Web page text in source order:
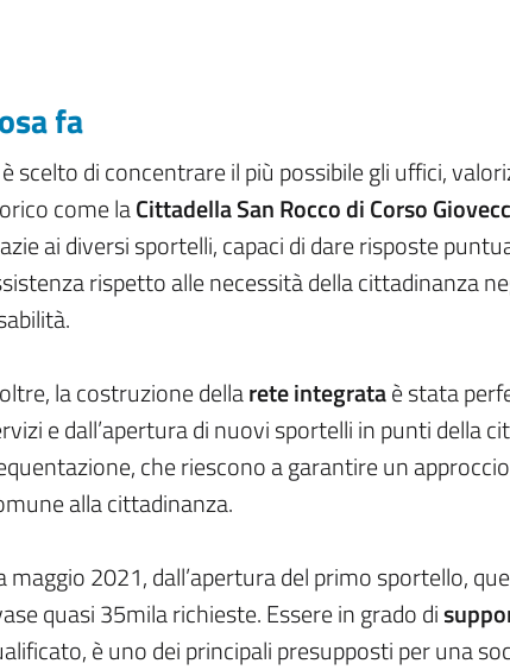
fa
scelto di concentrare il più possibile gli uffici,
come laCittadella San Rocco di Corso
ai diversi sportelli, capaci di dare risposte
rispetto alle necessità della cittadinanza
la costruzione dellarete integrataè stata
e dall’apertura di nuovi sportelli in punti della
che riescono a garantire un
alla cittadinanza.
maggio 2021, dall’apertura del primo sportello,
quasi 35mila richieste. Essere in grado di
è uno dei principali presupposti per una